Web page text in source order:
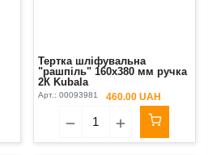
Тертка шліфувальна
"рашпіль" 160х380 мм ручка
2К Kubala
Арт.: 00093981 460.00 UAH